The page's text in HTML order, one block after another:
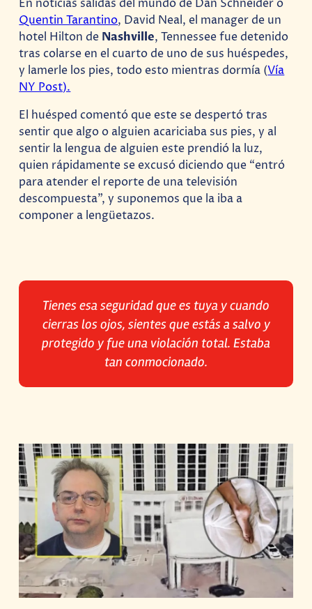
En noticias salidas del mundo de Dan Schneider o
Quentin Tarantino, David Neal, el manager de un
hotel Hilton de Nashville, Tennessee fue detenido
tras colarse en el cuarto de uno de sus huéspedes,
y lamerle los pies, todo esto mientras dormía (Vía
NY Post).
El huésped comentó que este se despertó tras
sentir que algo o alguien acariciaba sus pies, y al
sentir la lengua de alguien este prendió la luz,
quien rápidamente se excusó diciendo que “entró
para atender el reporte de una televisión
descompuesta”, y suponemos que la iba a
componer a lengüetazos.
Tienes esa seguridad que es tuya y cuando
cierras los ojos, sientes que estás a salvo y
protegido y fue una violación total. Estaba
tan conmocionado.